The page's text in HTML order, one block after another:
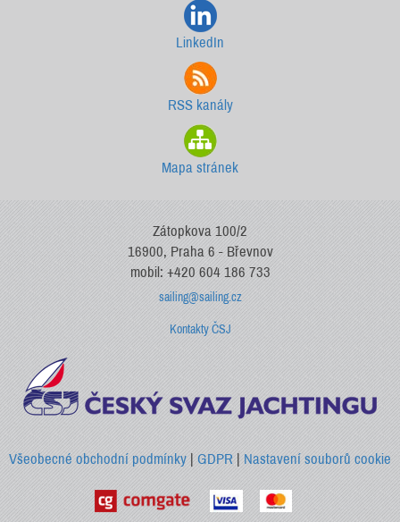
LinkedIn
RSS kanály
Mapa stránek
Zátopkova 100/2
16900, Praha 6 - Břevnov
mobil: +420 604 186 733
sailing@sailing.cz
Kontakty ČSJ
Všeobecné obchodní podmínky |GDPR |Nastavení souborů cookie